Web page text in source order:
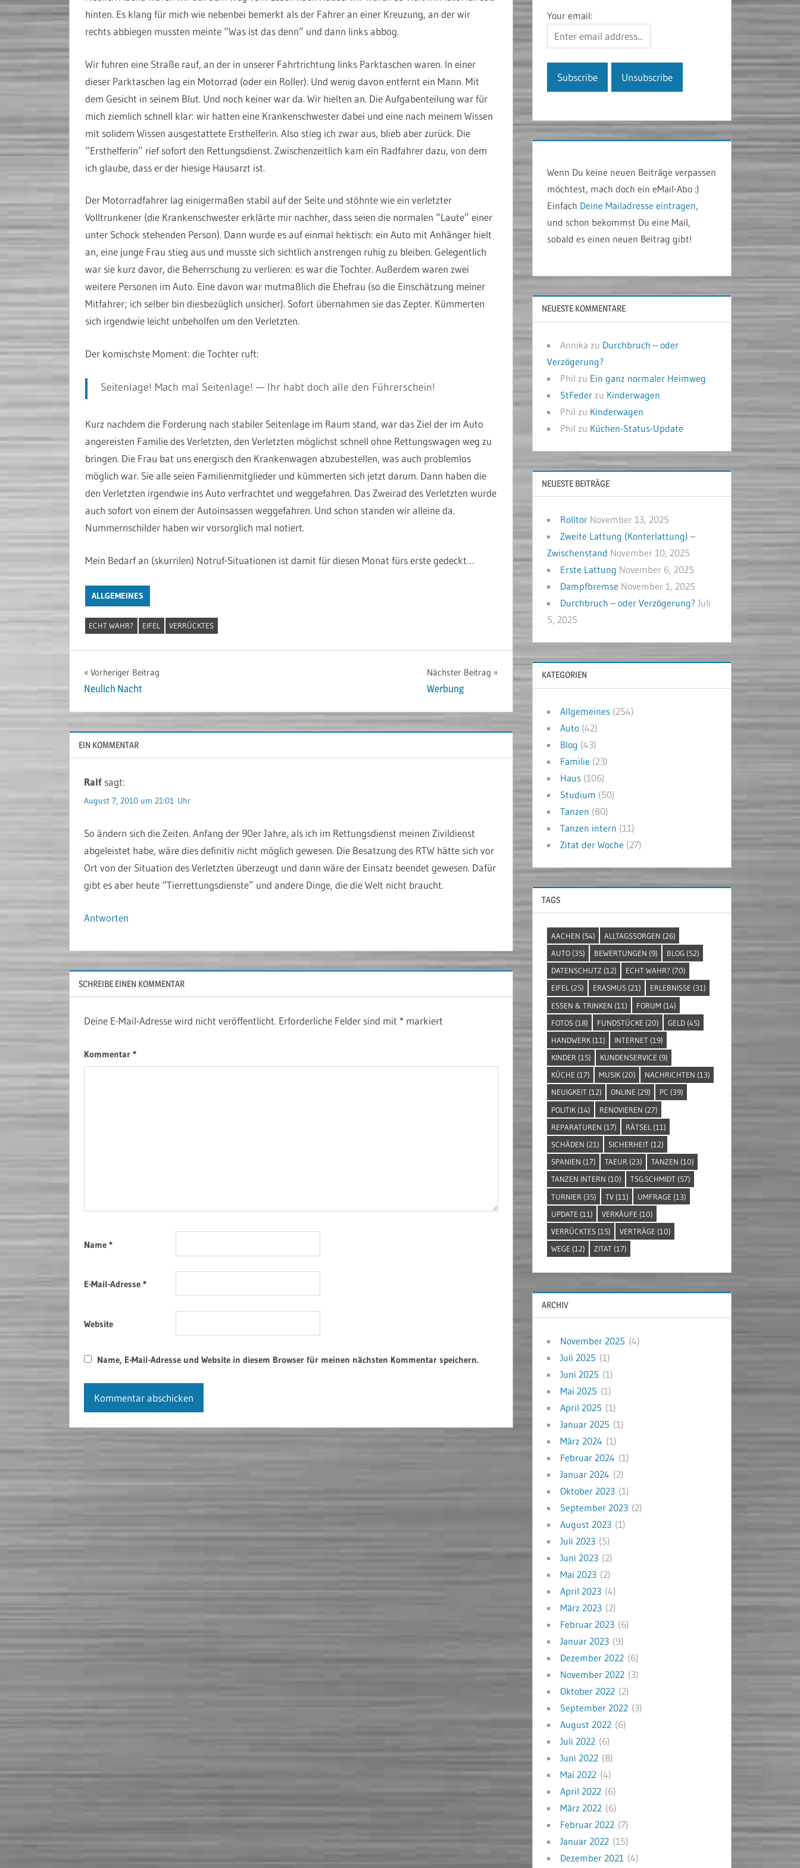
hinten. Es klang für mich wie nebenbei bemerkt als der Fahrer an einer Kreuzung, an der wir
rechts abbiegen mussten meinte “Was ist das denn” und dann links abbog.
Wir fuhren eine Straße rauf, an der in unserer Fahrtrichtung links Parktaschen waren. In einer
dieser Parktaschen lag ein Motorrad (oder ein Roller). Und wenig davon entfernt ein Mann. Mit
dem Gesicht in seinem Blut. Und noch keiner war da. Wir hielten an. Die Aufgabenteilung war für
mich ziemlich schnell klar: wir hatten eine Krankenschwester dabei und eine nach meinem Wissen
mit solidem Wissen ausgestattete Ersthelferin. Also stieg ich zwar aus, blieb aber zurück. Die
“Ersthelferin” rief sofort den Rettungsdienst. Zwischenzeitlich kam ein Radfahrer dazu, von dem
ich glaube, dass er der hiesige Hausarzt ist.
Der Motorradfahrer lag einigermaßen stabil auf der Seite und stöhnte wie ein verletzter
Volltrunkener (die Krankenschwester erklärte mir nachher, dass seien die normalen “Laute” einer
unter Schock stehenden Person). Dann wurde es auf einmal hektisch: ein Auto mit Anhänger hielt
an, eine junge Frau stieg aus und musste sich sichtlich anstrengen ruhig zu bleiben. Gelegentlich
war sie kurz davor, die Beherrschung zu verlieren: es war die Tochter. Außerdem waren zwei
weitere Personen im Auto. Eine davon war mutmaßlich die Ehefrau (so die Einschätzung meiner
Mitfahrer; ich selber bin diesbezüglich unsicher). Sofort übernahmen sie das Zepter. Kümmerten
sich irgendwie leicht unbeholfen um den Verletzten.
Der komischste Moment: die Tochter ruft:
Seitenlage! Mach mal Seitenlage! — Ihr habt doch alle den Führerschein!
Kurz nachdem die Forderung nach stabiler Seitenlage im Raum stand, war das Ziel der im Auto
angereisten Familie des Verletzten, den Verletzten möglichst schnell ohne Rettungswagen weg zu
bringen. Die Frau bat uns energisch den Krankenwagen abzubestellen, was auch problemlos
möglich war. Sie alle seien Familienmitglieder und kümmerten sich jetzt darum. Dann haben die
den Verletzten irgendwie ins Auto verfrachtet und weggefahren. Das Zweirad des Verletzten wurde
auch sofort von einem der Autoinsassen weggefahren. Und schon standen wir alleine da.
Nummernschilder haben wir vorsorglich mal notiert.
Mein Bedarf an (skurrilen) Notruf-Situationen ist damit für diesen Monat fürs erste gedeckt…
ALLGEMEINES
ECHT WAHR? EIFEL VERRÜCKTES
Beitragsnavigation
Vorheriger Beitrag
Neulich Nacht
Nächster Beitrag
Werbung
EIN KOMMENTAR
Ralf sagt:
August 7, 2010 um 21:01 Uhr
So ändern sich die Zeiten. Anfang der 90er Jahre, als ich im Rettungsdienst meinen Zivildienst
abgeleistet habe, wäre dies definitiv nicht möglich gewesen. Die Besatzung des RTW hätte sich vor
Ort von der Situation des Verletzten überzeugt und dann wäre der Einsatz beendet gewesen. Dafür
gibt es aber heute “Tierrettungsdienste” und andere Dinge, die die Welt nicht braucht.
Antworten
SCHREIBE EINEN KOMMENTAR
Deine E-Mail-Adresse wird nicht veröffentlicht. Erforderliche Felder sind mit * markiert
Kommentar *
Name *
E-Mail-Adresse *
Website
Name, E-Mail-Adresse und Website in diesem Browser für meinen nächsten Kommentar speichern.
Your email:
Wenn Du keine neuen Beiträge verpassen
möchtest, mach doch ein eMail-Abo :)
Einfach Deine Mailadresse eintragen,
und schon bekommst Du eine Mail,
sobald es einen neuen Beitrag gibt!
NEUESTE KOMMENTARE
Annika zu Durchbruch – oder
Verzögerung?
Phil zu Ein ganz normaler Heimweg
StFeder zu Kinderwagen
Phil zu Kinderwagen
Phil zu Küchen-Status-Update
NEUESTE BEITRÄGE
Rolltor November 13, 2025
Zweite Lattung (Konterlattung) –
Zwischenstand November 10, 2025
Erste Lattung November 6, 2025
Dampfbremse November 1, 2025
Durchbruch – oder Verzögerung? Juli
5, 2025
KATEGORIEN
Allgemeines (254)
Auto (42)
Blog (43)
Familie (23)
Haus (106)
Studium (50)
Tanzen (80)
Tanzen intern (11)
Zitat der Woche (27)
TAGS
AACHEN (54) ALLTAGSSORGEN (26)
AUTO(35) BEWERTUNGEN (9) BLOG(52)
DATENSCHUTZ (12) ECHT WAHR? (70)
EIFEL(25) ERASMUS(21) ERLEBNISSE (31)
ESSEN & TRINKEN (11) FORUM (14)
FOTOS(18) FUNDSTÜCKE (20) GELD(45)
HANDWERK(11) INTERNET(19)
KINDER (15) KUNDENSERVICE (9)
KÜCHE (17) MUSIK(20) NACHRICHTEN (13)
NEUIGKEIT(12) ONLINE (29) PC (39)
POLITIK(14) RENOVIEREN (27)
REPARATUREN (17) RÄTSEL (11)
SCHÄDEN (21) SICHERHEIT(12)
SPANIEN (17) TAEUR(23) TANZEN (10)
TANZEN INTERN (10) TSG.SCHMIDT(57)
TURNIER (35) TV(11) UMFRAGE (13)
UPDATE (11) VERKÄUFE (10)
VERRÜCKTES(15) VERTRÄGE (10)
WEGE (12) ZITAT(17)
ARCHIV
November 2025 (4)
Juli 2025 (1)
Juni 2025 (1)
Mai 2025 (1)
April 2025 (1)
Januar 2025 (1)
März 2024 (1)
Februar 2024 (1)
Januar 2024 (2)
Oktober 2023 (1)
September 2023 (2)
August 2023 (1)
Juli 2023 (5)
Juni 2023 (2)
Mai 2023 (2)
April 2023 (4)
März 2023 (2)
Februar 2023 (6)
Januar 2023 (9)
Dezember 2022 (6)
November 2022 (3)
Oktober 2022 (2)
September 2022 (3)
August 2022 (6)
Juli 2022 (6)
Juni 2022 (8)
Mai 2022 (4)
April 2022 (6)
März 2022 (6)
Februar 2022 (7)
Januar 2022 (15)
Dezember 2021 (4)